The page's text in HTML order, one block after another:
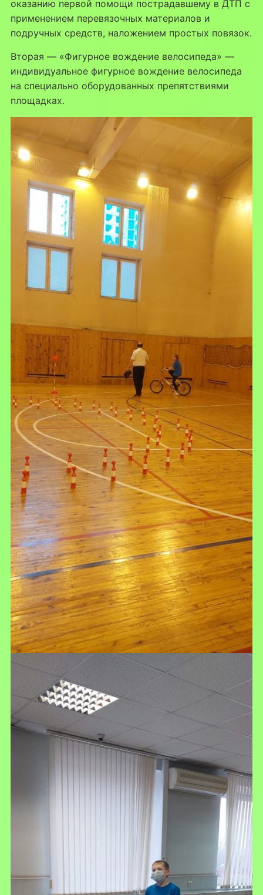
оказанию первой помощи пострадавшему в ДТП с
применением перевязочных материалов и
подручных средств, наложением простых повязок.
Вторая — «Фигурное вождение велосипеда» —
индивидуальное фигурное вождение велосипеда
на специально оборудованных препятствиями
площадках.